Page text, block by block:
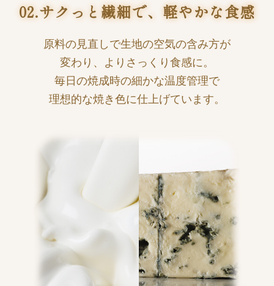
02.サクっと繊細で、軽やかな食感
原料の見直しで生地の空気の含み方が
変わり、よりさっくり食感に。
毎日の焼成時の細かな温度管理で
理想的な焼き色に仕上げています。